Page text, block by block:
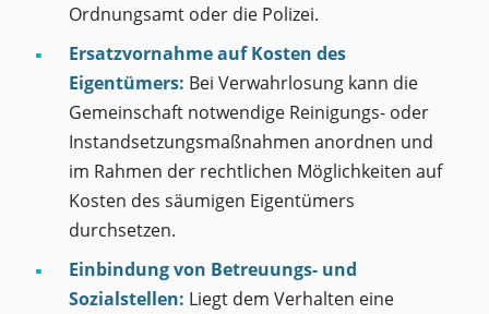
Ordnungsamt oder die Polizei.
Ersatzvornahme auf Kosten des
Eigentümers: Bei Verwahrlosung kann die
Gemeinschaft notwendige Reinigungs- oder
Instandsetzungsmaßnahmen anordnen und
im Rahmen der rechtlichen Möglichkeiten auf
Kosten des säumigen Eigentümers
durchsetzen.
Einbindung von Betreuungs- und
Sozialstellen: Liegt dem Verhalten eine